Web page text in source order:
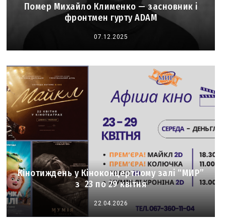
Помер Михайло Клименко — засновник і
фронтмен гурту ADAM
07.12.2025
Кінотиждень у Кіноконцертному залі “МИР”
з 23 по 29 квітня
22.04.2026